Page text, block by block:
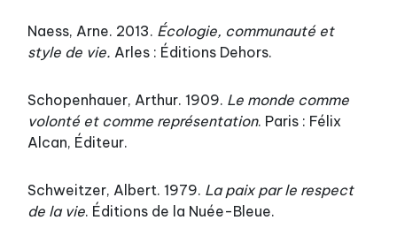
Naess, Arne. 2013. Écologie, communauté et
style de vie. Arles : Éditions Dehors.
Schopenhauer, Arthur. 1909. Le monde comme
volonté et comme représentation. Paris : Félix
Alcan, Éditeur.
Schweitzer, Albert. 1979. La paix par le respect
de la vie. Éditions de la Nuée-Bleue.